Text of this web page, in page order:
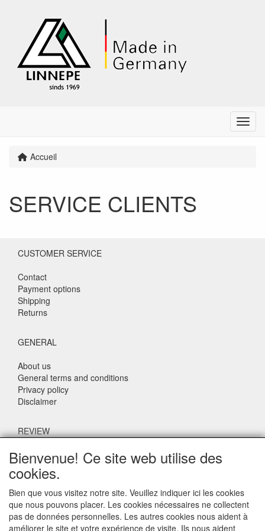
Menu
Accueil
SERVICE CLIENTS
CUSTOMER SERVICE
Contact
Payment options
Shipping
Returns
GENERAL
About us
General terms and conditions
Privacy policy
Disclaimer
REVIEW
What do others say about us?
Customers rate our service, price and speed with an average
score of 9.4 (Q1 Quality Report 2024)
CONTACT DETAILS
Bienvenue! Ce site web utilise des
cookies.
Bien que vous visitez notre site. Veuillez indiquer ici les cookies
que nous pouvons placer. Les cookies nécessaires ne collectent
pas de données personnelles. Les autres cookies nous aident à
améliorer le site et votre expérience de visite. Ils nous aident